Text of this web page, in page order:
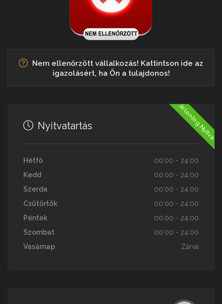
Nem ellenőrzött vállalkozás! Kattintson ide az
igazolásért, ha Ön a tulajdonos!
Jelenleg Nyitva
Nyitvatartás
Hétfő
00:00 - 24:00
Kedd
00:00 - 24:00
Szerda
00:00 - 24:00
Csütörtök
00:00 - 24:00
Péntek
00:00 - 24:00
Szombat
00:00 - 24:00
Vasárnap
Zárva